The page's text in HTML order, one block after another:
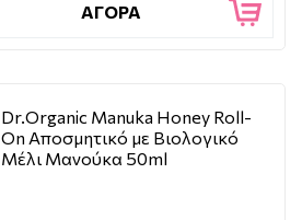
ΑΓΟΡΑ
Dr.Organic Manuka Honey Roll-
On Αποσμητικό με Βιολογικό
Μέλι Μανούκα 50ml